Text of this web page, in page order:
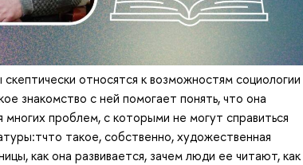
относятся к возможностям социологии
знакомство с ней помогает понять, что она
проблем, с которыми не могут справиться
такое, собственно, художественная
как она развивается, зачем люди ее читают, как